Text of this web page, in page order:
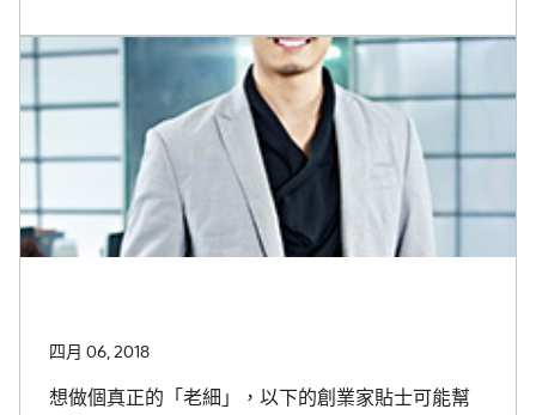
四月 06, 2018
想做個真正的「老細」，以下的創業家貼士可能幫